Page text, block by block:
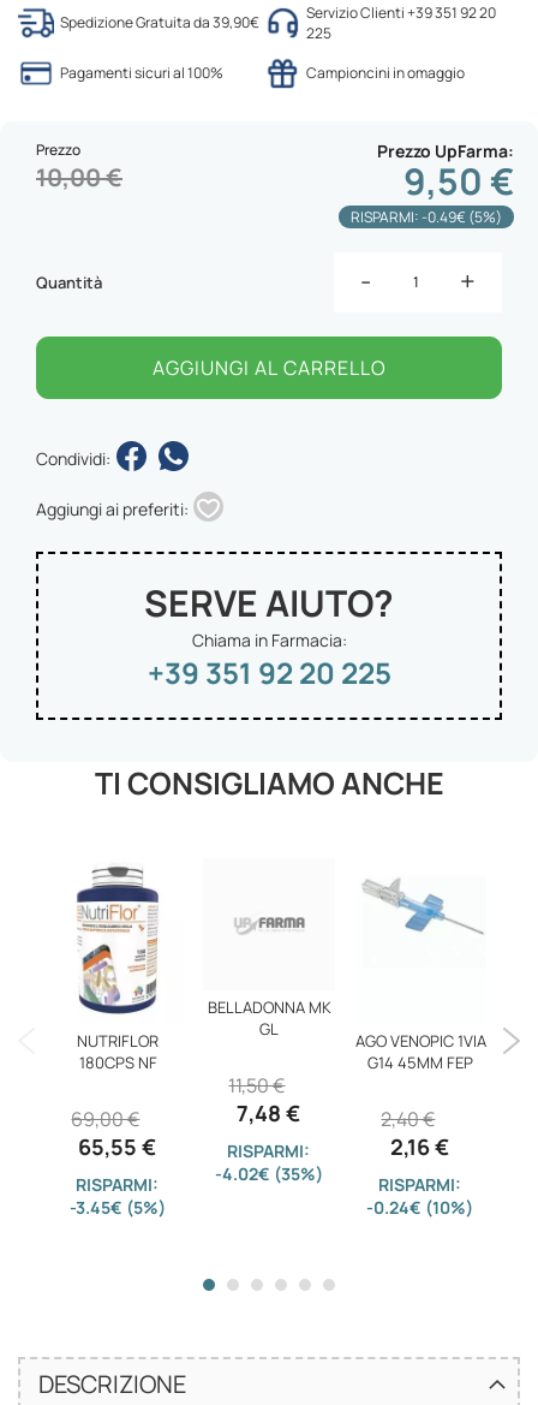
Spedizione Gratuita da 39,90€
Servizio Clienti +39 351 92 20
225
Pagamenti sicuri al 100%
Campioncini in omaggio
Prezzo UpFarma
9,50 €
Prezzo
10,00 €
RISPARMI: -0.49€ (5%)
Quantità - +
AGGIUNGI AL CARRELLO
Condividi:
Aggiungi ai preferiti:
SERVE AIUTO?
Chiama in Farmacia:
+39 351 92 20 225
TI CONSIGLIAMO ANCHE
NUTRIFLOR
180CPS NF
65,55 €
69,00 €
RISPARMI:
-3.45€ (5%)
BELLADONNA MK
GL
7,48 €
11,50 €
RISPARMI:
-4.02€ (35%)
AGO VENOPIC 1VIA
G14 45MM FEP
2,16 €
2,40 €
RISPARMI:
-0.24€ (10%)
DESCRIZIONE